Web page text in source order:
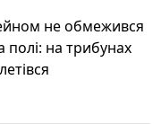
не обмежився
на трибунах